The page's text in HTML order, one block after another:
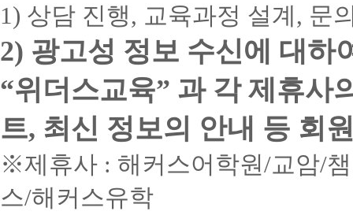
1) 상담 진행, 교육과정 설계, 문
2) 광고성 정보 수신에 대하
“위더스교육” 과 각 제휴사
트, 최신 정보의 안내 등 회
※제휴사 : 해커스어학원/교암/
스/해커스유학